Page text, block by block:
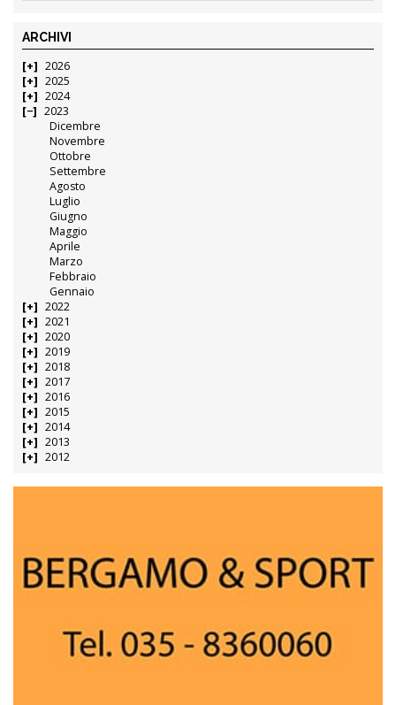
ARCHIVI
2026
2025
2024
2023
Dicembre
Novembre
Ottobre
Settembre
Agosto
Luglio
Giugno
Maggio
Aprile
Marzo
Febbraio
Gennaio
2022
2021
2020
2019
2018
2017
2016
2015
2014
2013
2012